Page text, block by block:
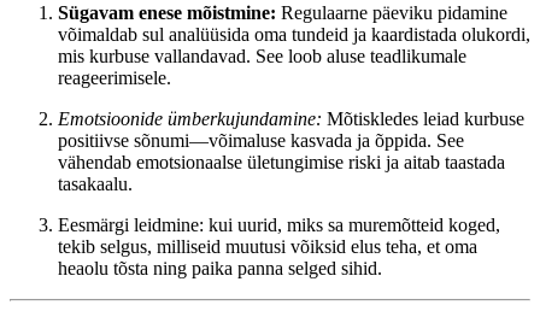
Sügavam enese mõistmine: Regulaarne päeviku pidamine
võimaldab sul analüüsida oma tundeid ja kaardistada olukordi,
mis kurbuse vallandavad. See loob aluse teadlikumale
reageerimisele.
Emotsioonide ümberkujundamine: Mõtiskledes leiad kurbuse
positiivse sõnumi—võimaluse kasvada ja õppida. See
vähendab emotsionaalse ületungimise riski ja aitab taastada
tasakaalu.
Eesmärgi leidmine: kui uurid, miks sa muremõtteid koged,
tekib selgus, milliseid muutusi võiksid elus teha, et oma
heaolu tõsta ning paika panna selged sihid.